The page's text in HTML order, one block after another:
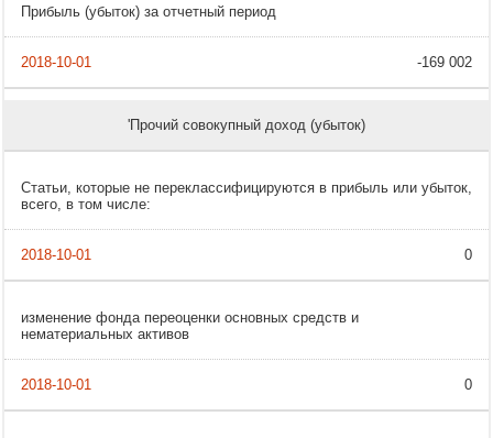
Прибыль (убыток) за отчетный период
-169 002
'Прочий совокупный доход (убыток)
Статьи, которые не переклассифицируются в прибыль или убыток,
всего, в том числе:
0
изменение фонда переоценки основных средств и
нематериальных активов
0